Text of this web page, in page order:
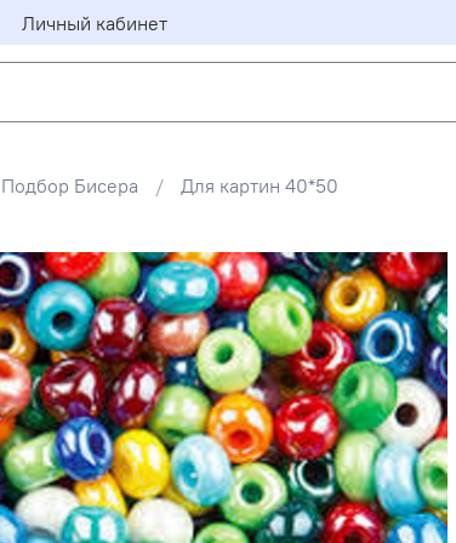
Личный кабинет
Подбор Бисера Для картин 40*50